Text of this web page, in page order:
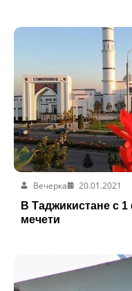
Вечерка
20.01.2021
В Таджикистане с
мечети